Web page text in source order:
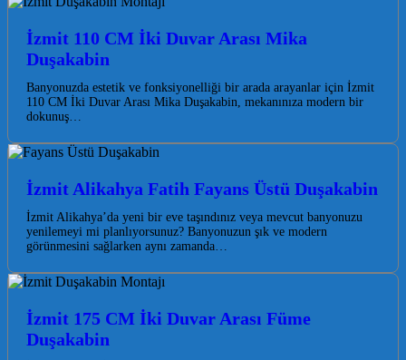
İzmit 110 CM İki Duvar Arası Mika
Duşakabin
Banyonuzda estetik ve fonksiyonelliği bir arada arayanlar için İzmit
110 CM İki Duvar Arası Mika Duşakabin, mekanınıza modern bir
dokunuş…
İzmit Alikahya Fatih Fayans Üstü Duşakabin
İzmit Alikahya’da yeni bir eve taşındınız veya mevcut banyonuzu
yenilemeyi mi planlıyorsunuz? Banyonuzun şık ve modern
görünmesini sağlarken aynı zamanda…
İzmit 175 CM İki Duvar Arası Füme
Duşakabin